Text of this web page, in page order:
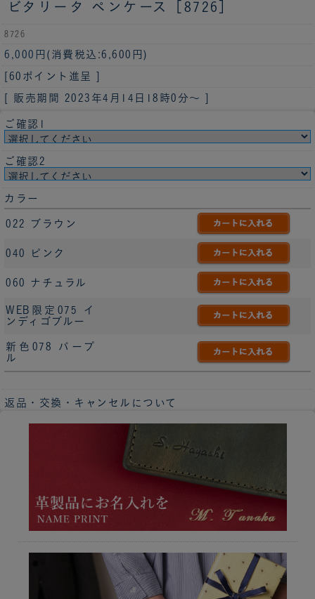
ビタリータ ペンケース［8726］
8726
6,000円 (消費税込:6,600円)
[60ポイント進呈 ]
[ 販売期間 2023年4月14日18時0分 ～ ]
ご確認1
ご確認2
カラー
022 ブラウン
040 ピンク
060 ナチュラル
WEB限定075 イ
ンディゴブルー
新色078 パープ
ル
返品・交換・キャンセルについて